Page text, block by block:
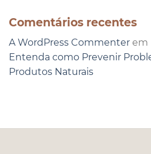
Comentários recentes
A WordPress Commenter em
Entenda como Prevenir
Produtos Naturais